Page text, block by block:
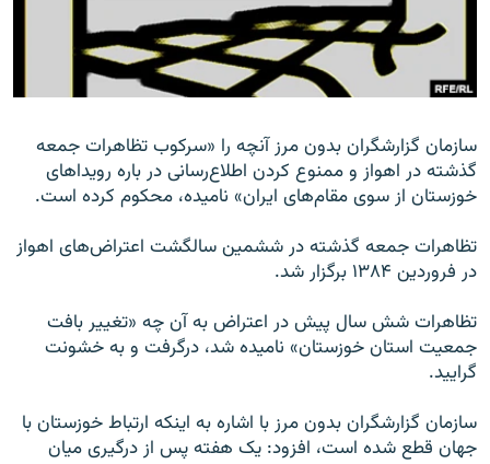
سازمان گزارشگران بدون مرز آنچه را «سرکوب تظاهرات جمعه
گذشته در اهواز و ممنوع کردن اطلاع‌رسانی در باره رويداهای
خوزستان از سوی مقام‌های ايران» ناميده، محکوم ‌کرده است.
تظاهرات جمعه گذشته در ششمين سالگشت اعتراض‌های اهواز
در فروردين ۱٣٨۴ برگزار شد.
تظاهرات شش سال پيش در اعتراض به آن چه «تغيير بافت
جمعيت استان خوزستان» ناميده شد، درگرفت و به خشونت
گراييد.
سازمان گزارشگران بدون مرز با اشاره به اينکه ارتباط خوزستان با
جهان قطع شده است، افزود: يک هفته پس از درگيری ميان